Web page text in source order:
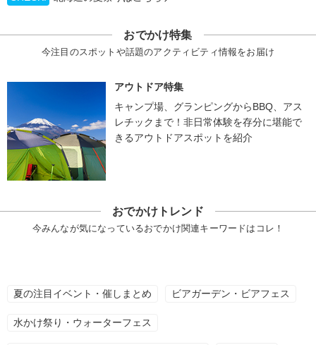
おでかけ特集
今注目のスポットや話題のアクティビティ情報をお届け
アウトドア特集
キャンプ場、グランピングからBBQ、アス
レチックまで！非日常体験を存分に堪能で
きるアウトドアスポットを紹介
おでかけトレンド
今みんなが気になっているおでかけ関連キーワードはコレ！
夏の注目イベント・催しまとめ ビアガーデン・ビアフェス
水かけ祭り・ウォーターフェス